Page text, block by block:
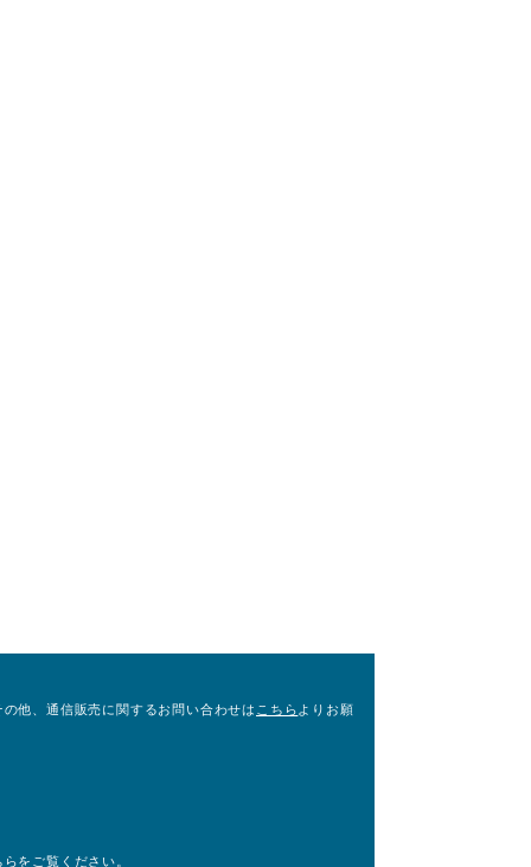
他、通信販売に関するお問い合わせは こちら よりお願
らをご覧ください。